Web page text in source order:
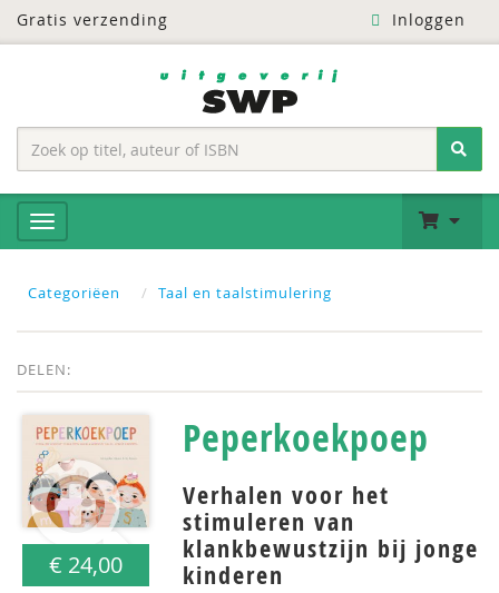
Gratis verzending Inloggen
Categoriëen Taal en taalstimulering
DELEN:
€ 24,00
Peperkoekpoep
Verhalen voor het
stimuleren van
klankbewustzijn bij jonge
kinderen